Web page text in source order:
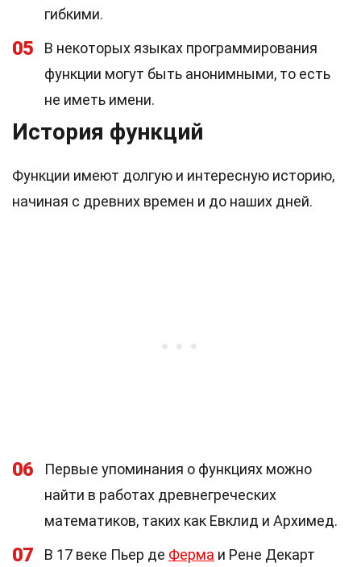
гибкими.
05
В некоторых языках программирования
функции могут быть анонимными, то есть
не иметь имени.
История функций
Функции имеют долгую и интересную историю,
начиная с древних времен и до наших дней.
06
Первые упоминания о функциях можно
найти в работах древнегреческих
математиков, таких как Евклид и Архимед.
07 В 17 веке Пьер де Ферма и Рене Декарт